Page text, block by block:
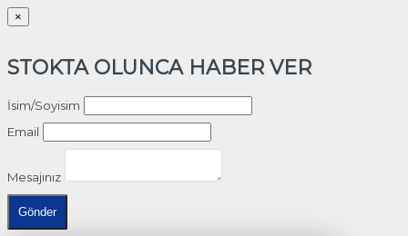
×
STOKTA OLUNCA HABER VER
İsim/Soyisim
Email
Mesajınız
Gönder